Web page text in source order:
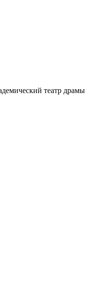
театр драмы